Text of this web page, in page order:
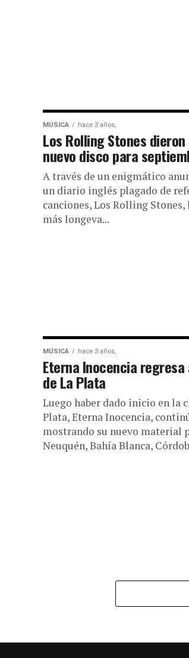
MÚSICA hace 3 años,
Los Rolling Stones
nuevo disco para
A través de un enigmático
un diario inglés plagado de
canciones, Los Rolling Stones,
más longeva...
MÚSICA hace 3 años,
Eterna Inocencia
de La Plata
Luego haber dado inicio en la
Plata, Eterna Inocencia,
mostrando su nuevo material
Neuquén, Bahía Blanca,